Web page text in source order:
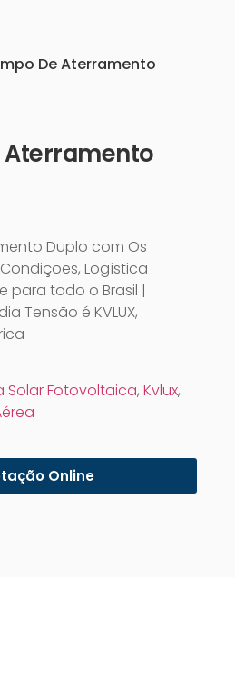
De Aterramento
Aterramento
Duplo com Os
Logística
para todo o Brasil |
Tensão é KVLUX,
Solar Fotovoltaica, Kvlux,
Online